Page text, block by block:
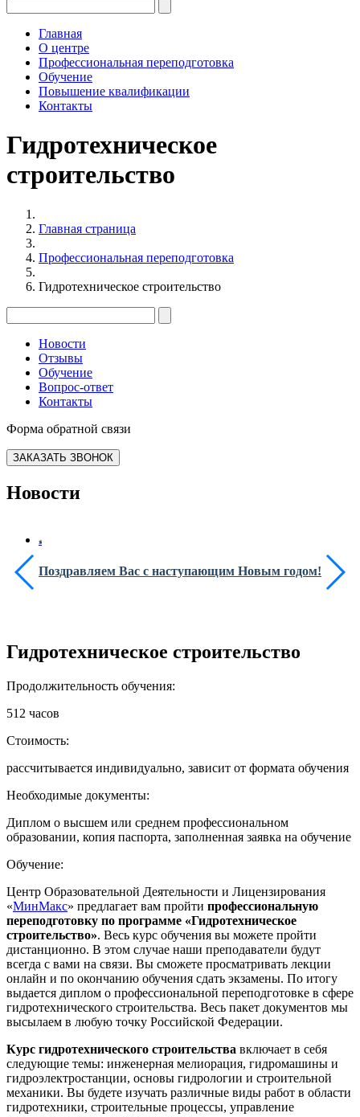
Главная
О центре
Профессиональная переподготовка
Обучение
Повышение квалификации
Контакты
Гидротехническое
строительство
Главная страница
Профессиональная переподготовка
Гидротехническое строительство
Новости
Отзывы
Обучение
Вопрос-ответ
Контакты
Форма обратной связи
ЗАКАЗАТЬ ЗВОНОК
Новости
Поздравляем Вас с наступающим Новым годом!
Гидротехническое строительство
Продолжительность обучения:
512 часов
Стоимость:
рассчитывается индивидуально, зависит от формата обучения
Необходимые документы:
Диплом о высшем или среднем профессиональном
образовании, копия паспорта, заполненная заявка на обучение
Обучение:
Центр Образовательной Деятельности и Лицензирования
«МинМакс» предлагает вам пройти профессиональную
переподготовку по программе «Гидротехническое
строительство». Весь курс обучения вы можете пройти
дистанционно. В этом случае наши преподаватели будут
всегда с вами на связи. Вы сможете просматривать лекции
онлайн и по окончанию обучения сдать экзамены. По итогу
выдается диплом о профессиональной переподготовке в сфере
гидротехнического строительства. Весь пакет документов мы
высылаем в любую точку Российской Федерации.
Курс гидротехнического строительства включает в себя
следующие темы: инженерная мелиорация, гидромашины и
гидроэлектростанции, основы гидрологии и строительной
механики. Вы будете изучать различные виды работ в области
гидротехники, строительные процессы, управление